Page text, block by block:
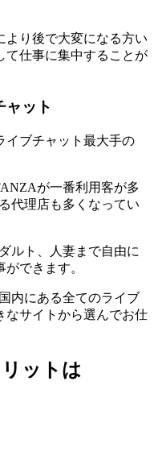
より後で大変になる方い
て仕事に集中することが
ャット
イブチャット最大手の
が一番利用客が多
代理店も多くなってい
ルト、人妻まで自由に
できます。
内にある全てのライブ
なサイトから選んでお仕
ットは